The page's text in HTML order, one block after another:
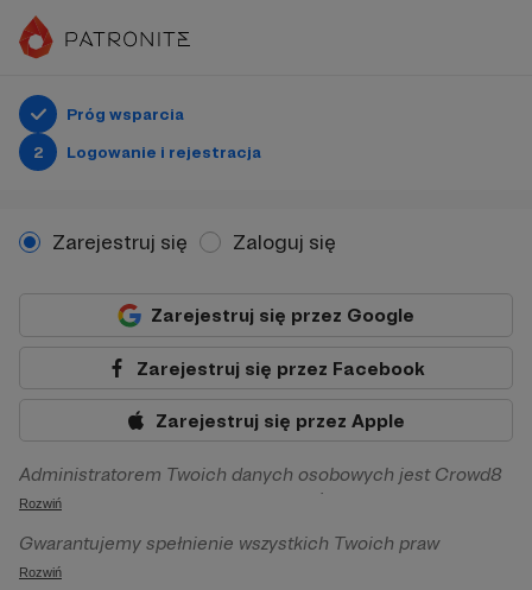
Próg wsparcia
2
Logowanie i rejestracja
Zarejestruj się Zaloguj się
Zarejestruj się przez Google
Zarejestruj się przez Facebook
Zarejestruj się przez Apple
Administratorem Twoich danych osobowych jest Crowd8
sp. z o.o. z siedziba w Warszawie, ul. Żwirki i Wigury 16, 02-
092 Warszawa. Twoje dane osobowe będą przetwarzane w
szczególności w celu wykonania umowy zawartej z Tobą, w
Rozwiń
Gwarantujemy spełnienie wszystkich Twoich praw
wynikających z ogólnego rozporządzenia o ochronie
Rozwiń